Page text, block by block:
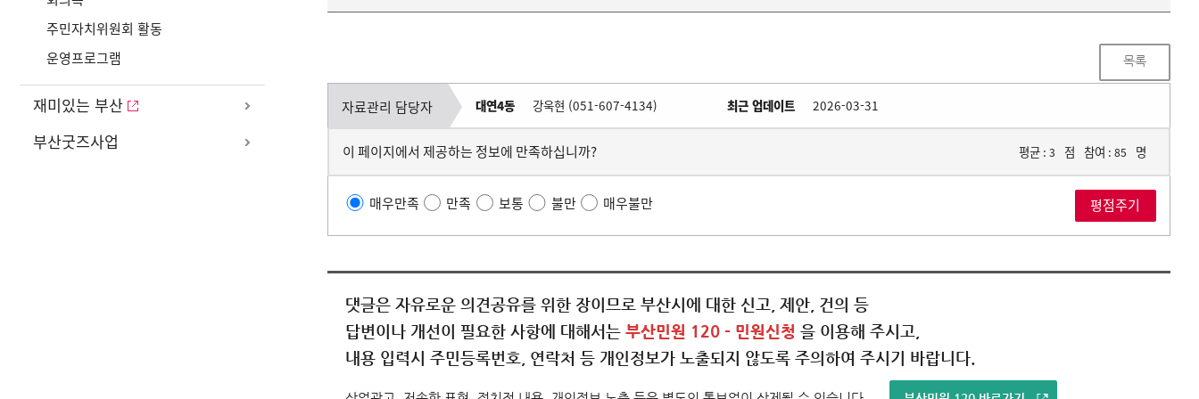
주민자치위원회 활동
운영프로그램
재미있는 부산
부산굿즈사업
목록
자료관리 담당자 대연4동 강욱현 (051-607-4134) 최근 업데이트 2026-03-31
이 페이지에서 제공하는 정보에 만족하십니까? 평균 : 3 점 참여 : 85 명
매우만족 만족 보통 불만 매우불만
댓글은 자유로운 의견공유를 위한 장이므로 부산시에 대한 신고, 제안, 건의 등
답변이나 개선이 필요한 사항에 대해서는 부산민원 120 - 민원신청 을 이용해 주시고,
내용 입력시 주민등록번호, 연락처 등 개인정보가 노출되지 않도록 주의하여 주시기 바랍니다.